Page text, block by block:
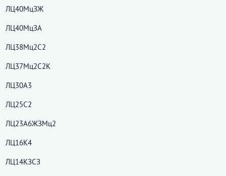
ЛЦ40МцЗЖ
ЛЦ40МцЗА
ЛЦ38Мц2С2
ЛЦ37Мц2С2К
ЛЦ30А3
ЛЦ25С2
ЛЦ23А6ЖЗМц2
ЛЦ16К4
ЛЦ14КЗСЗ